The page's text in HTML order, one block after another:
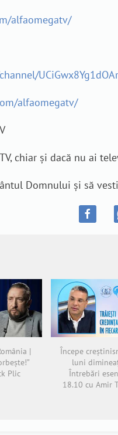
alfaomegatv/
alfaomegatv/
chiar și dacă nu ai
Domnului și să
|
Plic
Începe
luni
Întrebări
18.10 cu Amir